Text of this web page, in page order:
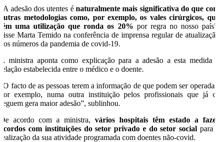
“A adesão dos utentes é naturalmente mais significativa do que com
outras metodologias como, por exemplo, os vales cirúrgicos, que
têm uma utilização que ronda os 20% por regra no nosso país”,
disse Marta Temido na conferência de imprensa regular de atualização
dos números da pandemia de covid-19.
A ministra aponta como explicação para a adesão a esta medida a
relação estabelecida entre o médico e o doente.
“O facto de as pessoas terem a informação de que podem ser operadas,
por exemplo, numa outra instituição pelos profissionais que já os
seguem gera maior adesão”, sublinhou.
De acordo com a ministra, vários hospitais têm estado a fazer
acordos com instituições do setor privado e do setor social para a
realização da sua atividade programada com doentes não-covid.